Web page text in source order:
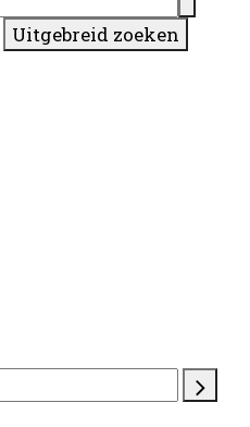
Uitgebreid zoeken